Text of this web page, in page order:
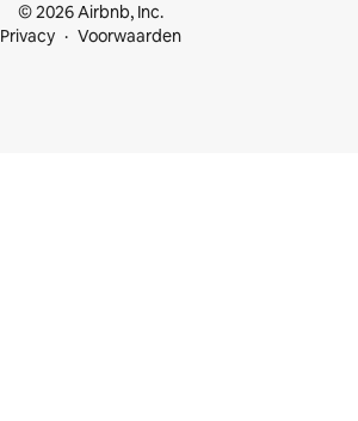
© 2026 Airbnb, Inc.
Privacy
Voorwaarden